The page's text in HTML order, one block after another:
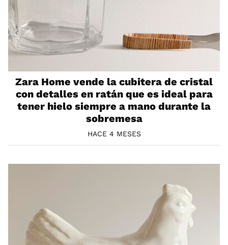
Zara Home vende la cubitera de cristal
con detalles en ratán que es ideal para
tener hielo siempre a mano durante la
sobremesa
HACE 4 MESES